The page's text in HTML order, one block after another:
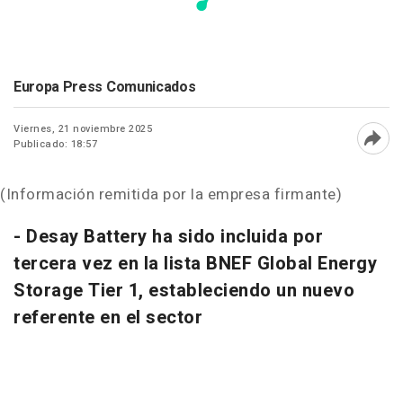
Europa Press Comunicados
Viernes, 21 noviembre 2025
Publicado: 18:57
(Información remitida por la empresa firmante)
- Desay Battery ha sido incluida por
tercera vez en la lista BNEF Global Energy
Storage Tier 1, estableciendo un nuevo
referente en el sector